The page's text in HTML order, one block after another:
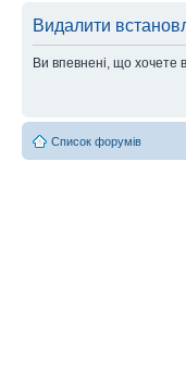
Видалити
Ви впевнені, що хочете
Список форумів